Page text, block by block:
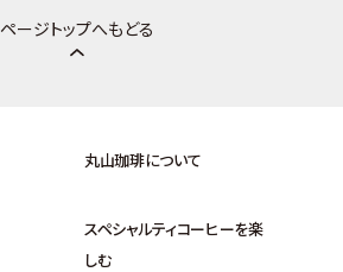
ページトップへもどる
丸山珈琲について
スペシャルティコーヒーを楽
しむ